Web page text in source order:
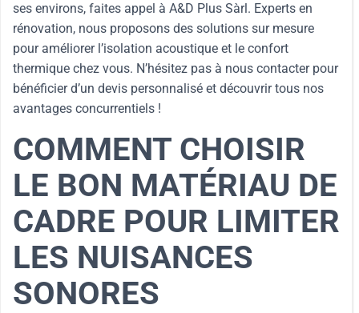
ses environs, faites appel à A&D Plus Sàrl. Experts en
rénovation, nous proposons des solutions sur mesure
pour améliorer l’isolation acoustique et le confort
thermique chez vous. N’hésitez pas à nous contacter pour
bénéficier d’un devis personnalisé et découvrir tous nos
avantages concurrentiels !
COMMENT CHOISIR
LE BON MATÉRIAU DE
CADRE POUR LIMITER
LES NUISANCES
SONORES